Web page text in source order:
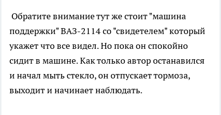
Обратите внимание тут же стоит "машина
поддержки" ВАЗ-2114 со "свидетелем" который
укажет что все видел. Но пока он спокойно
сидит в машине. Как только автор останавился
и начал мыть стекло, он отпускает тормоза,
выходит и начинает наблюдать.